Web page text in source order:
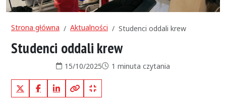
Strona główna Aktualności Studenci oddali krew
Studenci oddali krew
Data publikacji:
15/10/2025Czas czytania:
1 minuta czytania
X (Twitter)FacebookLinkedInKopiuj pełny link
Kopiuj krótki link